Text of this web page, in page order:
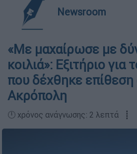
Newsroom
«Με μαχαίρωσε με
κοιλιά»: Εξιτήριο για
που δέχθηκε επίθεση
Ακρόπολη
🕛 χρόνος ανάγνωσης: 2 λεπτά ┋